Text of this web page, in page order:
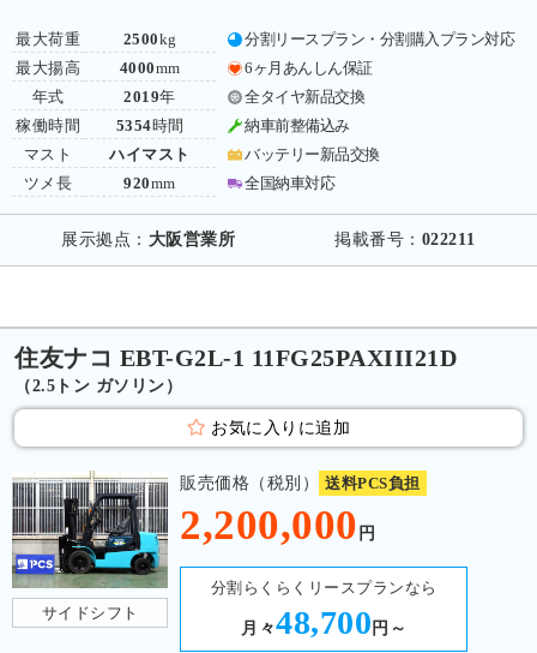
最大荷重
最大揚高
年式
稼働時間
マスト
ツメ長
2500kg
4000mm
2019年
5354時間
ハイマスト
920mm
分割リースプラン・分割購入プラン対応
6ヶ月あんしん保証
全タイヤ新品交換
納車前整備込み
バッテリー新品交換
全国納車対応
展示拠点： 大阪営業所 掲載番号： 022211
住友ナコ EBT-G2L-1 11FG25PAXIII21D
（2.5トン ガソリン）
お気に入りに追加
サイドシフト
販売価格（税別） 送料PCS負担
2,200,000 円
分割らくらくリースプランなら
月々48,700 円～